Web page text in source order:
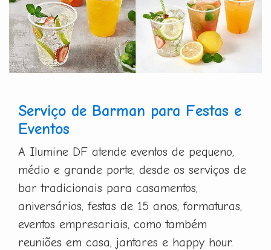
Serviço de Barman para Festas e
Eventos
A Ilumine DF atende eventos de pequeno,
médio e grande porte, desde os serviços de
bar tradicionais para casamentos,
aniversários, festas de 15 anos, formaturas,
eventos empresariais, como também
reuniões em casa, jantares e happy hour.